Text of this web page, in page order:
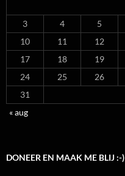
3
4 5
10
11 12
17
18 19
24
25 26
31
« aug
DONEER EN MAAK ME BLIJ :-)